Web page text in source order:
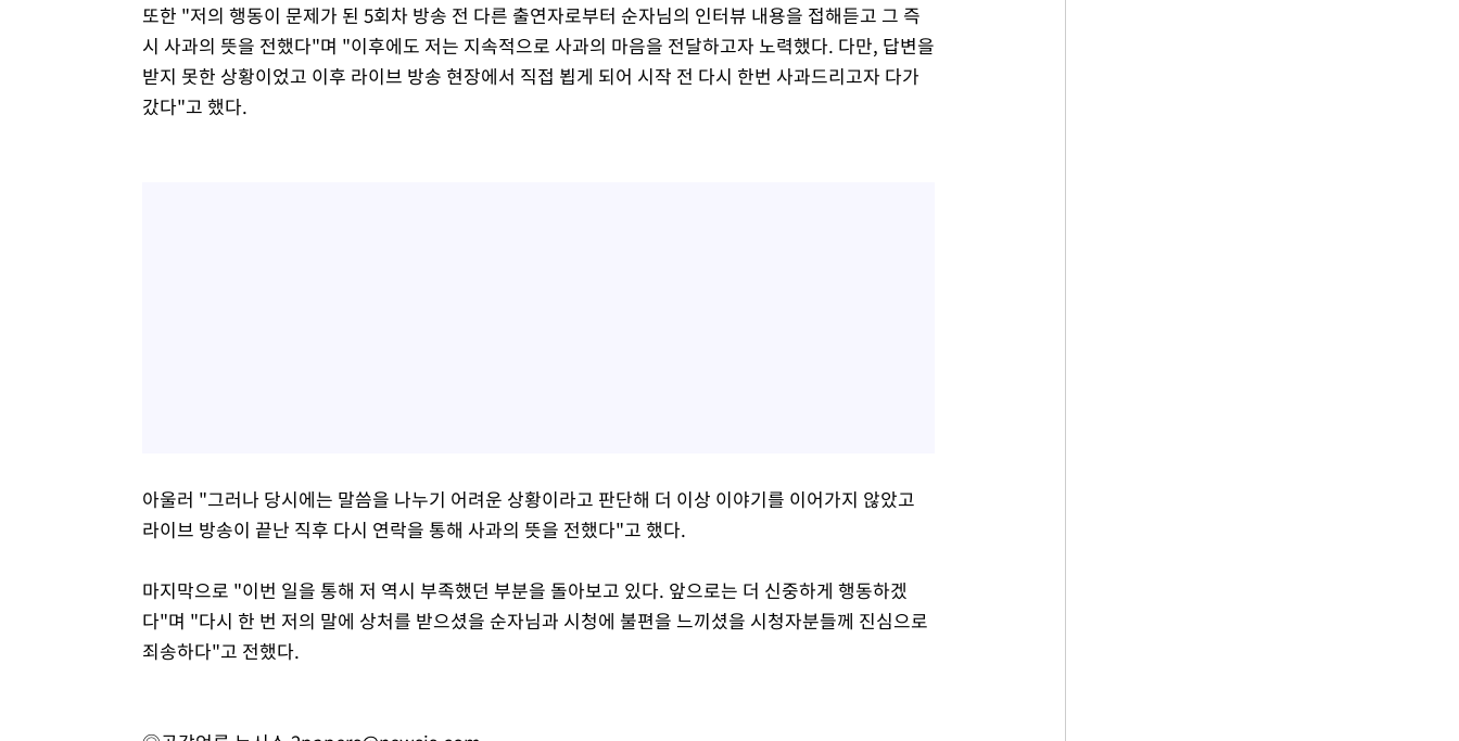
또한 "저의 행동이 문제가 된 5회차 방송 전 다른 출연자로부터 순자님의 인터뷰 내용을 접해듣고 그 즉
시 사과의 뜻을 전했다"며 "이후에도 저는 지속적으로 사과의 마음을 전달하고자 노력했다. 다만, 답변을
받지 못한 상황이었고 이후 라이브 방송 현장에서 직접 뵙게 되어 시작 전 다시 한번 사과드리고자 다가
갔다"고 했다.
아울러 "그러나 당시에는 말씀을 나누기 어려운 상황이라고 판단해 더 이상 이야기를 이어가지 않았고
라이브 방송이 끝난 직후 다시 연락을 통해 사과의 뜻을 전했다"고 했다.
마지막으로 "이번 일을 통해 저 역시 부족했던 부분을 돌아보고 있다. 앞으로는 더 신중하게 행동하겠
다"며 "다시 한 번 저의 말에 상처를 받으셨을 순자님과 시청에 불편을 느끼셨을 시청자분들께 진심으로
죄송하다"고 전했다.